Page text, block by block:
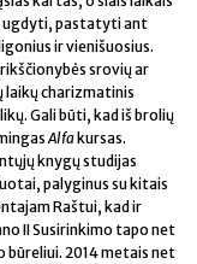
ugdyti, pastatyti ant
ir vienišuosius.
srovių ar
laikų charizmatinis
Gali būti, kad iš brolių
Alfakursas.
knygų studijas
palyginus su kitais
Raštui, kad ir
II Susirinkimo tapo net
2014 metais net